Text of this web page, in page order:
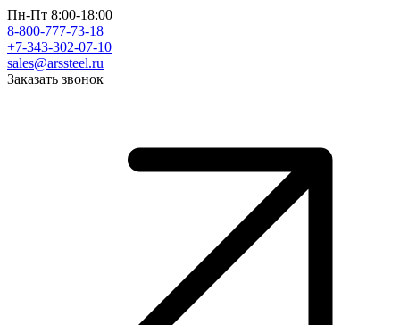
Пн-Пт 8:00-18:00
8-800-777-73-18
+7-343-302-07-10
sales@arssteel.ru
Заказать звонок